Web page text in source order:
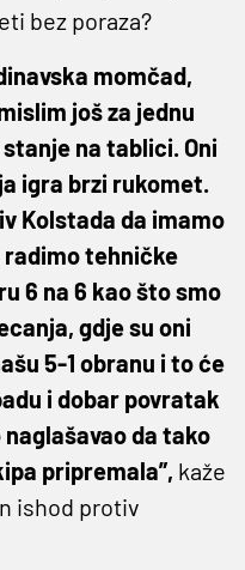
bez poraza?
momčad,
još za jednu
na tablici. Oni
igra brzi rukomet.
Kolstada da imamo
radimo tehničke
6 na 6 kao što smo
gdje su oni
5-1 obranu i to će
i dobar povratak
da tako
pripremala”, kaže
ishod protiv